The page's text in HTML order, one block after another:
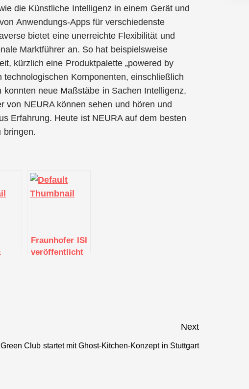
die Künstliche Intelligenz in einem Gerät und
Anwendungs-Apps für verschiedenste
bietet eine unerreichte Flexibilität und
Marktführer an. So hat beispielsweise
kürzlich eine Produktpalette „powered by
Komponenten, einschließlich
neue Maßstäbe in Sachen Intelligenz,
von NEURA können sehen und hören und
Erfahrung. Heute ist NEURA auf dem besten
bringen.
Fraunhofer ISI
veröffentlicht
Next
Next
Green Club startet mit Ghost-Kitchen-Konzept in Stuttgart